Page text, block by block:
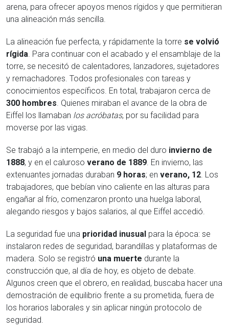
arena, para ofrecer apoyos menos rígidos y que permitieran
una alineación más sencilla.
La alineación fue perfecta, y rápidamente la torre se volvió
rígida. Para continuar con el acabado y el ensamblaje de la
torre, se necesitó de calentadores, lanzadores, sujetadores
y remachadores. Todos profesionales con tareas y
conocimientos específicos. En total, trabajaron cerca de
300 hombres. Quienes miraban el avance de la obra de
Eiffel los llamaban los acróbatas, por su facilidad para
moverse por las vigas.
Se trabajó a la intemperie, en medio del duro invierno de
1888, y en el caluroso verano de 1889. En invierno, las
extenuantes jornadas duraban 9 horas; en verano, 12. Los
trabajadores, que bebían vino caliente en las alturas para
engañar al frío, comenzaron pronto una huelga laboral,
alegando riesgos y bajos salarios, al que Eiffel accedió.
La seguridad fue una prioridad inusual para la época: se
instalaron redes de seguridad, barandillas y plataformas de
madera. Solo se registró una muerte durante la
construcción que, al día de hoy, es objeto de debate.
Algunos creen que el obrero, en realidad, buscaba hacer una
demostración de equilibrio frente a su prometida, fuera de
los horarios laborales y sin aplicar ningún protocolo de
seguridad.